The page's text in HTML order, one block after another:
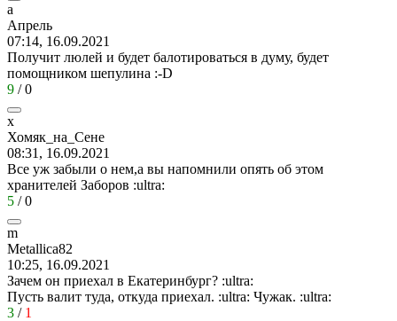
а
Апрель
07:14, 16.09.2021
Получит люлей и будет балотироваться в думу, будет
помощником шепулина :-D
9 /0
х
Хомяк на Сене
08:31, 16.09.2021
Все уж забыли о нем,а вы напомнили опять об этом
хранителей Заборов :ultra:
5 /0
m
Metallica82
10:25, 16.09.2021
Зачем он приехал в Екатеринбург? :ultra:
Пусть валит туда, откуда приехал. :ultra: Чужак. :ultra:
3 / 1